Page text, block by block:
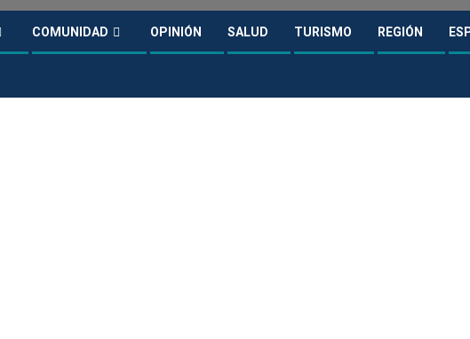
COMUNIDAD OPINIÓN SALUD TURISMO REGIÓN